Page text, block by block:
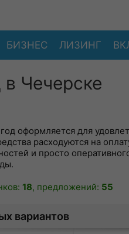
БИЗНЕС ЛИЗИНГ
Чечерске
оформляется для
расходуются на
и просто
18, предложений: 55
вариантов